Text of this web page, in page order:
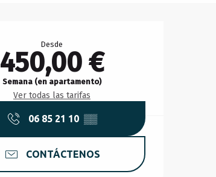
Desde
450,00 €
Semana (en apartamento)
Ver todas las tarifas
06 85 21 10 ▒▒
CONTÁCTENOS